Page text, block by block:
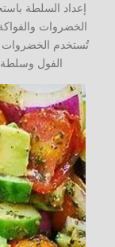
إعداد السلطة
الخضروات
تُستخدم
الفول وسلطة